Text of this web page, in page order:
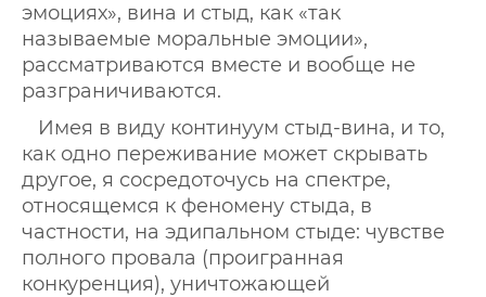
эмоциях», вина и стыд, как «так
называемые моральные эмоции»,
рассматриваются вместе и вообще не
разграничиваются.
Имея в виду континуум стыд-вина, и то,
как одно переживание может скрывать
другое, я сосредоточусь на спектре,
относящемся к феномену стыда, в
частности, на эдипальном стыде: чувстве
полного провала (проигранная
конкуренция), уничтожающей